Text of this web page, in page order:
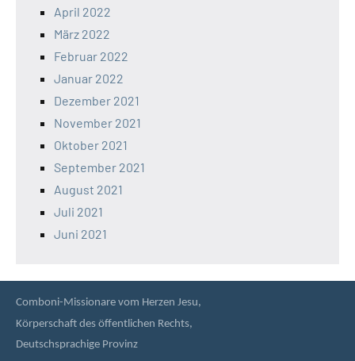
April 2022
März 2022
Februar 2022
Januar 2022
Dezember 2021
November 2021
Oktober 2021
September 2021
August 2021
Juli 2021
Juni 2021
Comboni-Missionare vom Herzen Jesu,
Körperschaft des öffentlichen Rechts,
Deutschsprachige Provinz